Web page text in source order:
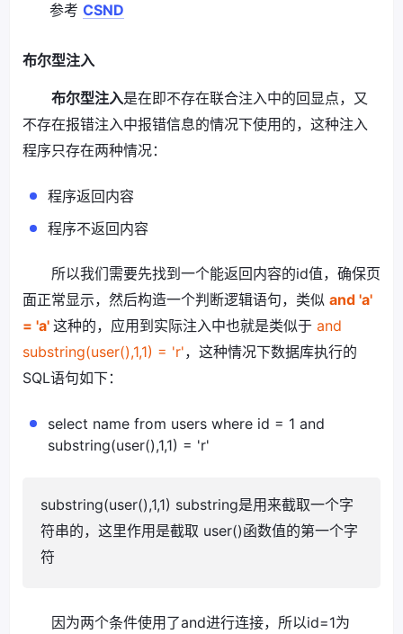
参考 CSND
布尔型注入
布尔型注入是在即不存在联合注入中的回显点，又
不存在报错注入中报错信息的情况下使用的，这种注入
程序只存在两种情况：
程序返回内容
程序不返回内容
所以我们需要先找到一个能返回内容的id值，确保页
面正常显示，然后构造一个判断逻辑语句，类似 and 'a'
= 'a' 这种的，应用到实际注入中也就是类似于 and
substring(user(),1,1) = 'r'，这种情况下数据库执行的
SQL语句如下：
select name from users where id = 1 and
substring(user(),1,1) = 'r'
substring(user(),1,1) substring是用来截取一个字
符串的，这里作用是截取 user()函数值的第一个字
符
因为两个条件使用了and进行连接，所以id=1为